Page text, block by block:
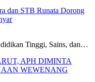
dan STB Runata Dorong
Tinggi, Sains, dan…